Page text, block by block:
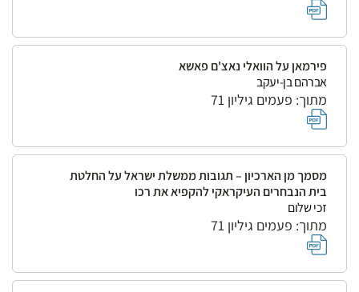
פירמאן על הוואלי נאצ'ם פאשא
אברהם בן-יעקב
מתוך: פעמים גיליון 71
מסמך מן הארכיון – תגובות ממשלת ישראל על החלטת
בית הנבחרים העיקראקי להקפיא את רכו
זכי שלום
מתוך: פעמים גיליון 71